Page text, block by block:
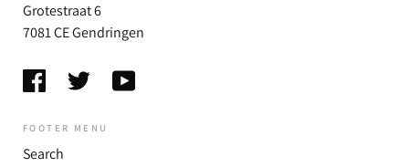
Grotestraat 6
7081 CE Gendringen
FOOTER MENU
Search